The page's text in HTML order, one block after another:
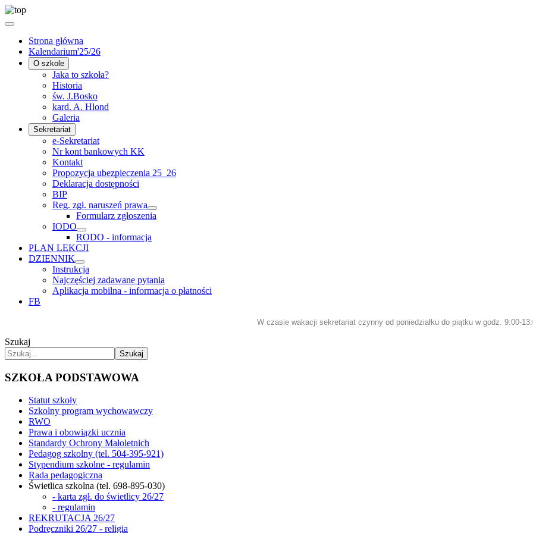
Strona główna
Kalendarium'25/26
O szkole
Jaka to szkoła?
Historia
św. J.Bosko
kard. A. Hlond
Galeria
Sekretariat
e-Sekretariat
Nr kont bankowych KK
Kontakt
Propozycja ubezpieczenia 25_26
Deklaracja dostępności
BIP
Reg. zgł. naruszeń prawa
Formularz zgłoszenia
IODO
RODO - informacja
PLAN LEKCJI
DZIENNIK
Instrukcja
Najczęściej zadawane pytania
Aplikacja mobilna - informacja o płatności
FB
W czasie wakacji sekretariat czynny od poniedziałku do piątku w godz. 9:00-
Szukaj
Szukaj
SZKOŁA PODSTAWOWA
Statut szkoły
Szkolny program wychowawczy
RWO
Prawa i obowiązki ucznia
Standardy Ochrony Małoletnich
Pedagog szkolny (tel. 504-395-921)
Stypendium szkolne - regulamin
Rada pedagogiczna
Świetlica szkolna (tel. 698-895-030)
- karta zgł. do świetlicy 26/27
- regulamin
REKRUTACJA 26/27
Podręczniki 26/27 - religia